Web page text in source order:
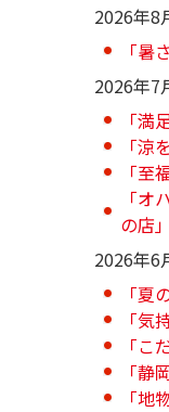
2026年8
「暑
2026年7
「満
「
「
「
の店」
2026年6
「夏
「気
「こ
「静
「地